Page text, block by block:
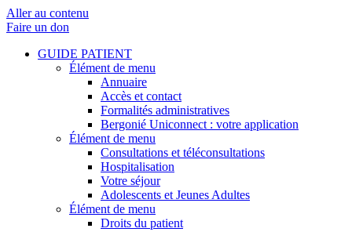
Aller au contenu
Faire un don
GUIDE PATIENT
Élément de menu
Annuaire
Accès et contact
Formalités administratives
Bergonié Uniconnect : votre application
Élément de menu
Consultations et téléconsultations
Hospitalisation
Votre séjour
Adolescents et Jeunes Adultes
Élément de menu
Droits du patient